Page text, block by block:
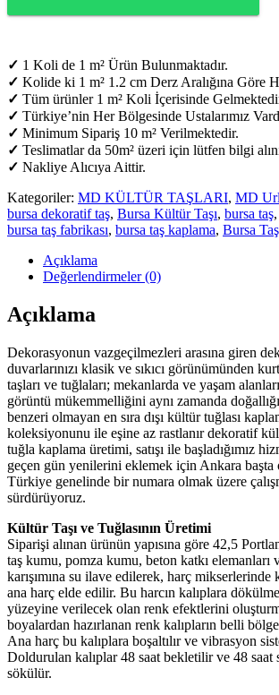
✓ 1 Koli de 1 m² Ürün Bulunmaktadır.
✓ Kolide ki 1 m² 1.2 cm Derz Aralığına Göre
✓ Tüm ürünler 1 m² Koli İçerisinde
✓ Türkiye’nin Her Bölgesinde Ustalarımız
✓ Minimum Sipariş 10 m² Verilmektedir.
✓ Teslimatlar da 50m² üzeri için lütfen bilgi
✓ Nakliye Alıcıya Aittir.
Kategoriler: MD KÜLTÜR TAŞLARI, MD
bursa dekoratif taş, Bursa Kültür Taşı, bursa taş,
bursa taş fabrikası, bursa taş kaplama, Bursa
Açıklama
Değerlendirmeler (0)
Açıklama
Dekorasyonun vazgeçilmezleri arasına giren
duvarlarınızı klasik ve sıkıcı görünümünden
taşları ve tuğlaları; mekanlarda ve yaşam
görüntü mükemmelliğini aynı zamanda
benzeri olmayan en sıra dışı kültür tuğlası
koleksiyonunu ile eşine az rastlanır dekoratif
tuğla kaplama üretimi, satışı ile başladığımız
geçen gün yenilerini eklemek için Ankara başta
Türkiye genelinde bir numara olmak üzere
sürdürüyoruz.
Kültür Taşı ve Tuğlasının Üretimi
Siparişi alınan ürünün yapısına göre 42,5
taş kumu, pomza kumu, beton katkı elemanları
karışımına su ilave edilerek, harç mikserlerinde
ana harç elde edilir. Bu harcın kalıplara
yüzeyine verilecek olan renk efektlerini
boyalardan hazırlanan renk kalıpların belli
Ana harç bu kalıplara boşaltılır ve vibrasyon
Doldurulan kalıplar 48 saat bekletilir ve 48 saat
sökülür.